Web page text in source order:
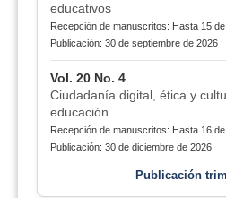
educativos
Recepción de manuscritos: Hasta 15
Publicación: 30 de septiembre de 2026
Vol. 20 No. 4
Ciudadanía digital, ética y
educación
Recepción de manuscritos: Hasta 16
Publicación: 30 de diciembre de 2026
Publicación